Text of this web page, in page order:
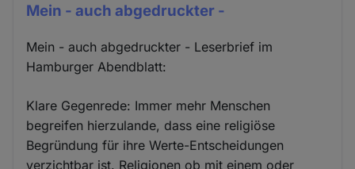
Mein - auch abgedruckter -
Mein - auch abgedruckter - Leserbrief im
Hamburger Abendblatt:
Klare Gegenrede: Immer mehr Menschen
begreifen hierzulande, dass eine religiöse
Begründung für ihre Werte-Entscheidungen
verzichtbar ist. Religionen ob mit einem oder